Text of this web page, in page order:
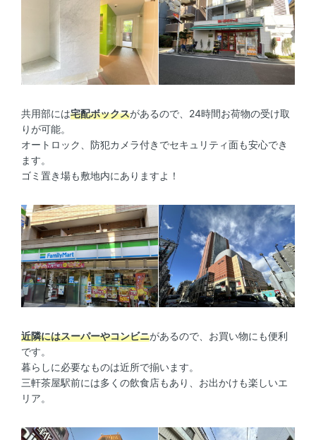
共用部には宅配ボックスがあるので、24時間お荷物の受け取
りが可能。
オートロック、防犯カメラ付きでセキュリティ面も安心でき
ます。
ゴミ置き場も敷地内にありますよ！
近隣にはスーパーやコンビニがあるので、お買い物にも便利
です。
暮らしに必要なものは近所で揃います。
三軒茶屋駅前には多くの飲食店もあり、お出かけも楽しいエ
リア。